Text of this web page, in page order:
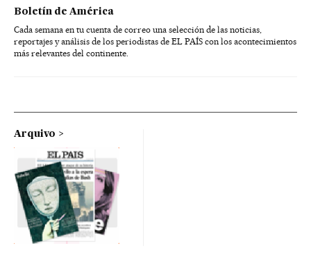
Boletín de América
Cada semana en tu cuenta de correo una selección de las noticias,
reportajes y análisis de los periodistas de EL PAÍS con los acontecimientos
más relevantes del continente.
Arquivo